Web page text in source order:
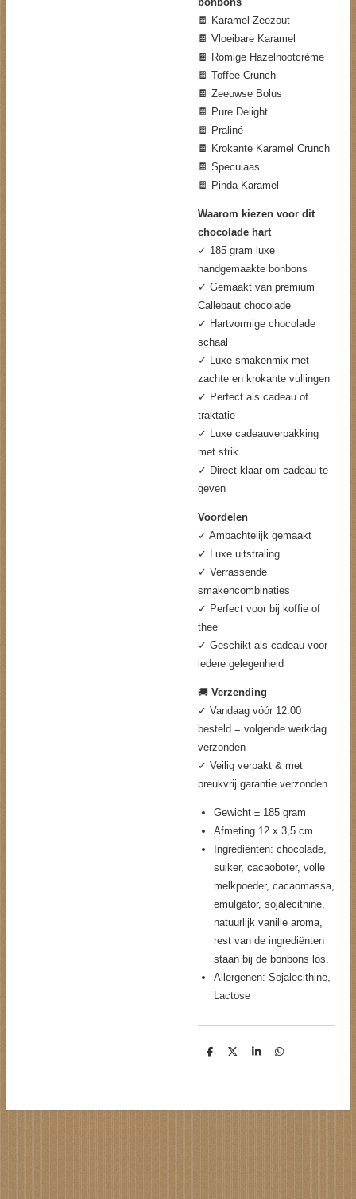
🍫 Karamel Zeezout
🍫 Vloeibare Karamel
🍫 Romige Hazelnootcrème
🍫 Toffee Crunch
🍫 Zeeuwse Bolus
🍫 Pure Delight
🍫 Praliné
🍫 Krokante Karamel Crunch
🍫 Speculaas
🍫 Pinda Karamel
Waarom kiezen voor dit
chocolade hart
✓ 185 gram luxe
handgemaakte bonbons
✓ Gemaakt van premium
Callebaut chocolade
✓ Hartvormige chocolade
schaal
✓ Luxe smakenmix met
zachte en krokante vullingen
✓ Perfect als cadeau of
traktatie
✓ Luxe cadeauverpakking
met strik
✓ Direct klaar om cadeau te
geven
Voordelen
✓ Ambachtelijk gemaakt
✓ Luxe uitstraling
✓ Verrassende
smakencombinaties
✓ Perfect voor bij koffie of
thee
✓ Geschikt als cadeau voor
iedere gelegenheid
🚚 Verzending
✓ Vandaag vóór 12:00
besteld = volgende werkdag
verzonden
✓ Veilig verpakt & met
breukvrij garantie verzonden
Gewicht ± 185 gram
Afmeting 12 x 3,5 cm
Ingrediënten: chocolade,
suiker, cacaoboter, volle
melkpoeder, cacaomassa,
emulgator, sojalecithine,
natuurlijk vanille aroma,
rest van de ingrediënten
staan bij de bonbons los.
Allergenen: Sojalecithine,
Lactose
D
D
S
D